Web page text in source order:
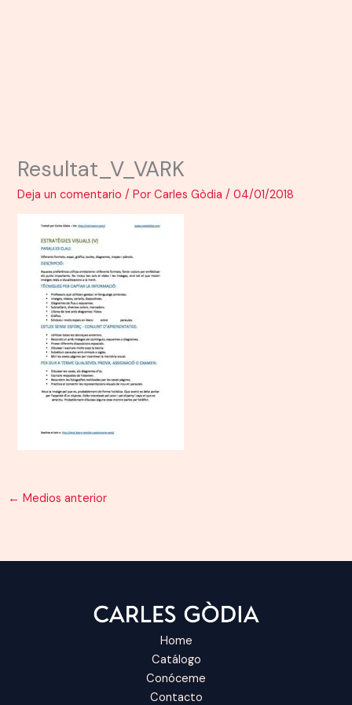
Resultat_V_VARK
Deja un comentario / PorCarles Gòdia/04/01/2018
← Medios anterior
Home
Catálogo
Conóceme
Contacto